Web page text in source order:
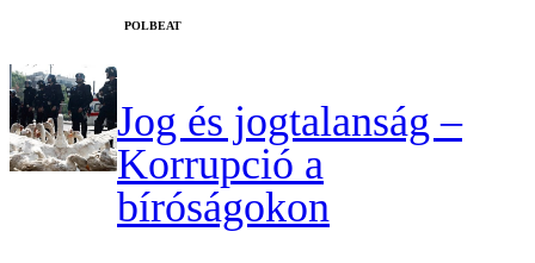
‎POLBEAT
Jog és jogtalanság –
Korrupció a
bíróságokon